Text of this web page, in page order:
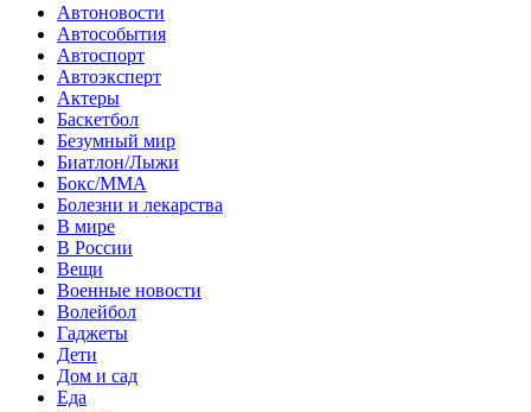
Автоновости
Автособытия
Автоспорт
Автоэксперт
Актеры
Баскетбол
Безумный мир
Биатлон/Лыжи
Бокс/MMA
Болезни и лекарства
В мире
В России
Вещи
Военные новости
Волейбол
Гаджеты
Дети
Дом и сад
Еда